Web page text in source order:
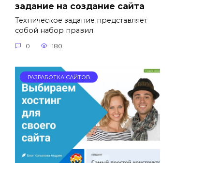
задание на создание сайта
Техническое задание представляет
собой набор правил
0 180
РАЗРАБОТКА САЙТОВ